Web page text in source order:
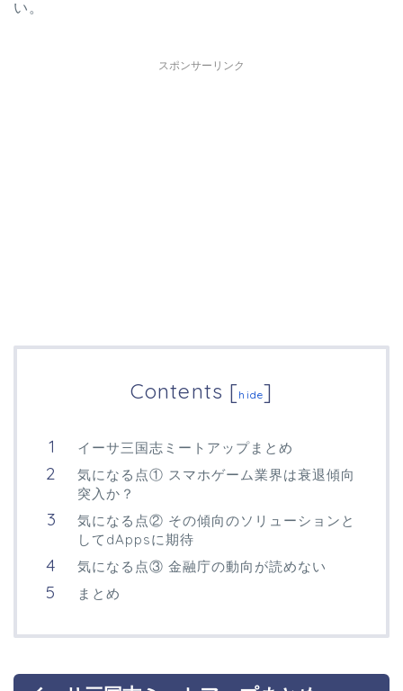
い。
スポンサーリンク
Contents [hide]
イーサ三国志ミートアップまとめ
気になる点① スマホゲーム業界は衰退傾向
突入か？
気になる点② その傾向のソリューションと
してdAppsに期待
気になる点③ 金融庁の動向が読めない
まとめ